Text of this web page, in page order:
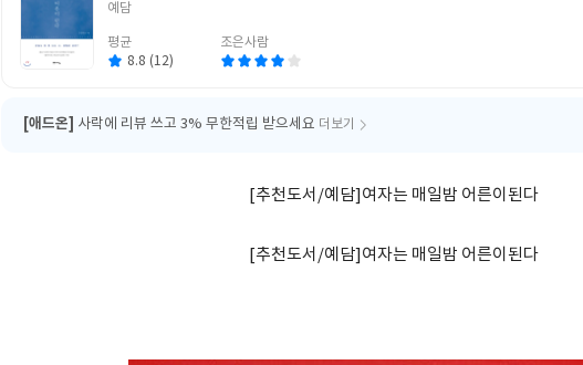
쓴
예담
평균
8.8 (12)
조은사람
[애드온] 사락에 리뷰 쓰고 3% 무한적립 받으세요 더보기
[추천도서/예담]여자는 매일밤 어른이된다
[추천도서/예담]여자는 매일밤 어른이된다